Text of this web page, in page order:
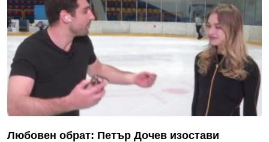
Любовен обрат: Петър Дочев изостави